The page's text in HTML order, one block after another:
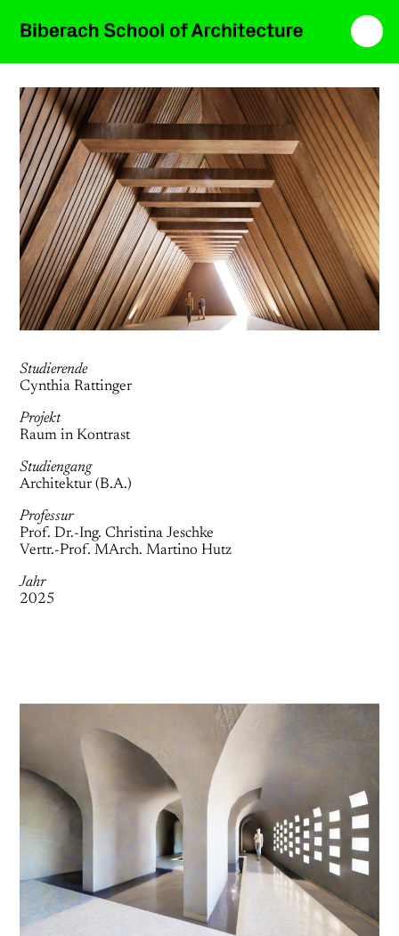
Studierende
Cynthia Rattinger
Projekt
Raum in Kontrast
Studiengang
Architektur (B.A.)
Professur
Prof. Dr.-Ing. Christina Jeschke
Vertr.-Prof. MArch. Martino Hutz
Jahr
2025